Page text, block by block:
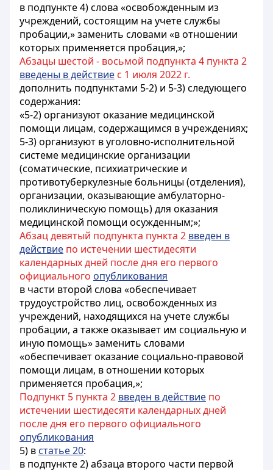
в подпункте 4) слова «освобожденным из
учреждений, состоящим на учете службы
пробации,» заменить словами «в отношении
которых применяется пробация,»;
Абзацы шестой - восьмой подпункта 4 пункта 2
введены в действие с 1 июля 2022 г.
дополнить подпунктами 5-2) и 5-3) следующего
содержания:
«5-2) организуют оказание медицинской
помощи лицам, содержащимся в учреждениях;
5-3) организуют в уголовно-исполнительной
системе медицинские организации
(соматические, психиатрические и
противотуберкулезные больницы (отделения),
организации, оказывающие амбулаторно-
поликлиническую помощь) для оказания
медицинской помощи осужденным;»;
Абзац девятый подпункта пункта 2 введен в
действие по истечении шестидесяти
календарных дней после дня его первого
официального опубликования
в части второй слова «обеспечивает
трудоустройство лиц, освобожденных из
учреждений, находящихся на учете службы
пробации, а также оказывает им социальную и
иную помощь» заменить словами
«обеспечивает оказание социально-правовой
помощи лицам, в отношении которых
применяется пробация,»;
Подпункт 5 пункта 2 введен в действие по
истечении шестидесяти календарных дней
после дня его первого официального
опубликования
5) в статье 20:
в подпункте 2) абзаца второго части первой